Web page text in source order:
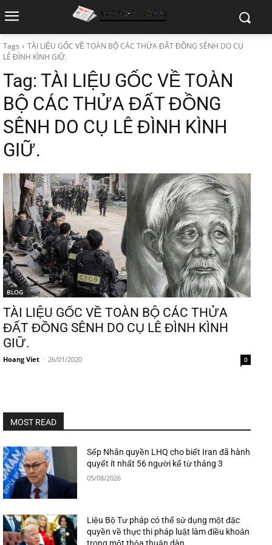
Tags
TÀI LIỆU GỐC VỀ TOÀN BỘ CÁC THỬA ĐẤT ĐỒNG SÊNH DO CỤ
LÊ ĐÌNH KÌNH GIỮ.
Tag: TÀI LIỆU GỐC VỀ TOÀN
BỘ CÁC THỬA ĐẤT ĐỒNG
SÊNH DO CỤ LÊ ĐÌNH KÌNH
GIỮ.
BLOG
TÀI LIỆU GỐC VỀ TOÀN BỘ CÁC THỬA
ĐẤT ĐỒNG SÊNH DO CỤ LÊ ĐÌNH KÌNH
GIỮ.
Hoang Viet - 26/01/2020 0
MOST READ
Sếp Nhân quyền LHQ cho biết Iran đã hành
quyết ít nhất 56 người kể từ tháng 3
05/08/2026
Liệu Bộ Tư pháp có thể sử dụng một đặc
quyền về thực thi pháp luật làm điều khoản
trong một thỏa thuận dàn...